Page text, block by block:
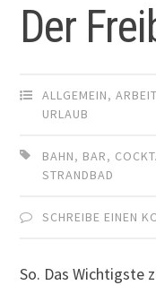
Der
ALLGEMEIN,ARBEIT
URLAUB
BAHN, BAR,
STRANDBAD
SCHREIBE EINEN
So. Das Wichtigste